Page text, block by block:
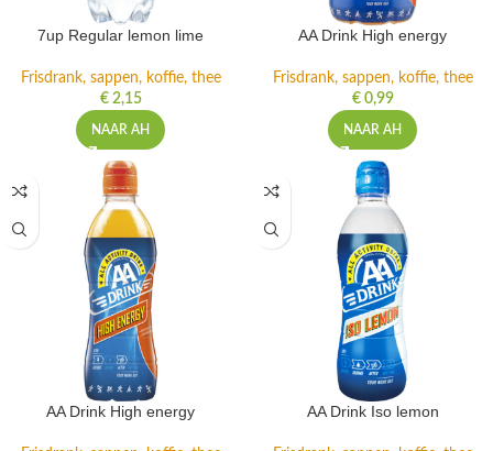
7up Regular lemon lime
Frisdrank, sappen, koffie, thee
€2,15
NAAR AH
AA Drink High energy
Frisdrank, sappen, koffie, thee
€0,99
NAAR AH
AA Drink High energy AA Drink Iso lemon